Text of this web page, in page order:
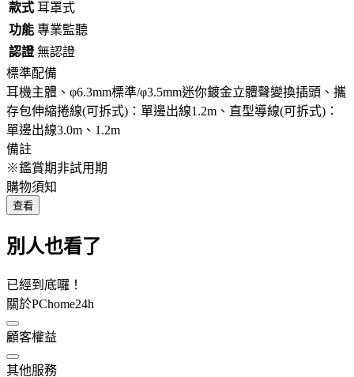
款式 耳罩式
功能 專業監聽
認證 無認證
標準配備
耳機主體、φ6.3mm標準/φ3.5mm迷你鍍金立體聲變換插頭、攜
存包伸縮捲線(可拆式)：單邊出線1.2m、直型導線(可拆式)：
單邊出線3.0m、1.2m
備註
※鑑賞期非試用期
購物須知
查看
別人也看了
已經到底囉！
關於PChome24h
顧客權益
其他服務